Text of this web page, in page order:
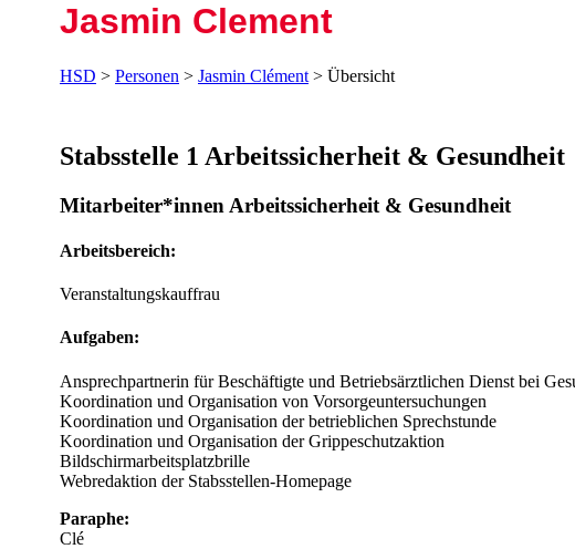
Jasmin Clement
HSD > Personen > Jasmin Clément > Übersicht
Stabsstelle 1 Arbeitssicherheit & Gesundheit
Mitarbeiter*innen Arbeitssicherheit & Gesundheit
Arbeitsbereich:
Veranstaltungskauffrau
Aufgaben:
Ansprechpartnerin für Beschäftigte und Betriebsärztlichen Dienst bei
Koordination und Organisation von Vorsorgeuntersuchungen
Koordination und Organisation der betrieblichen Sprechstunde
Koordination und Organisation der Grippeschutzaktion
Bildschirmarbeitsplatzbrille
Webredaktion der Stabsstellen-Homepage
Paraphe:
Clé